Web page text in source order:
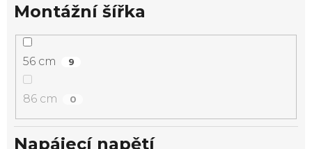
Montážní šířka
56 cm 9
86 cm 0
Napájecí napětí